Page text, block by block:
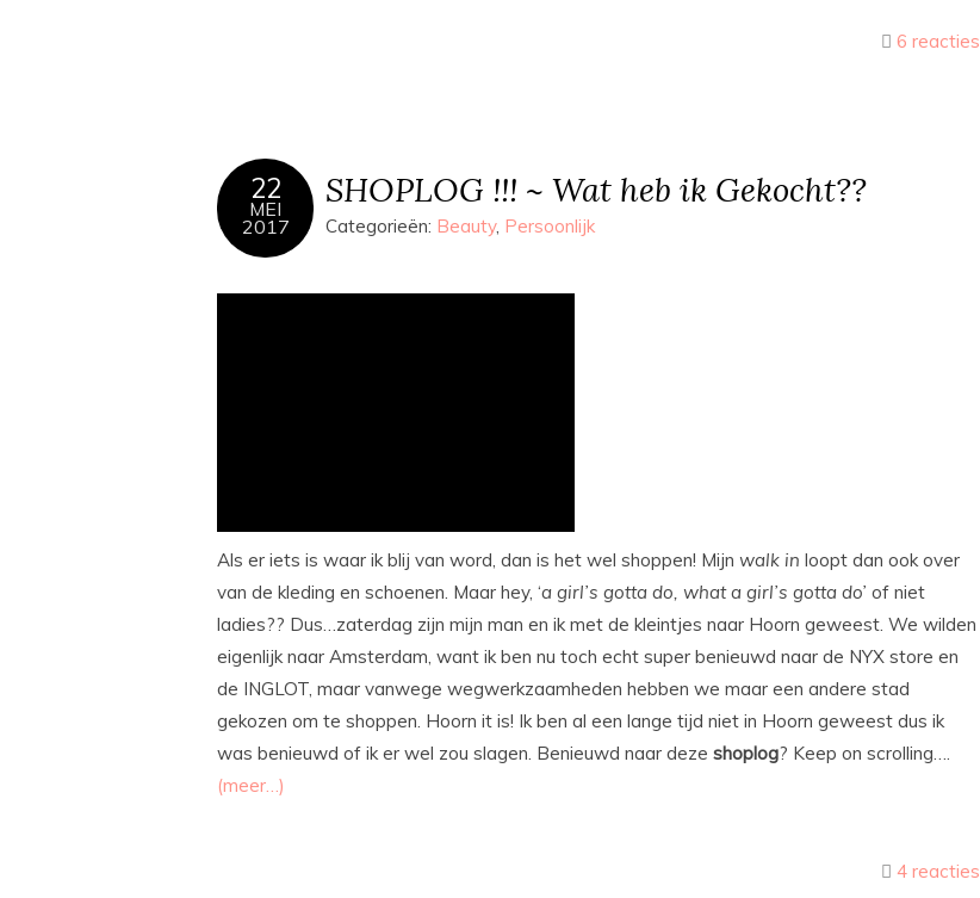
6 reacties
22
MEI
2017
SHOPLOG !!! ~ Wat heb ik Gekocht??
Categorieën: Beauty, Persoonlijk
Als er iets is waar ik blij van word, dan is het wel shoppen! Mijn walk in loopt dan ook over
van de kleding en schoenen. Maar hey, ‘a girl’s gotta do, what a girl’s gotta do’ of niet
ladies?? Dus…zaterdag zijn mijn man en ik met de kleintjes naar Hoorn geweest. We wilden
eigenlijk naar Amsterdam, want ik ben nu toch echt super benieuwd naar de NYX store en
de INGLOT, maar vanwege wegwerkzaamheden hebben we maar een andere stad
gekozen om te shoppen. Hoorn it is! Ik ben al een lange tijd niet in Hoorn geweest dus ik
was benieuwd of ik er wel zou slagen. Benieuwd naar deze shoplog? Keep on scrolling….
(meer…)
4 reacties